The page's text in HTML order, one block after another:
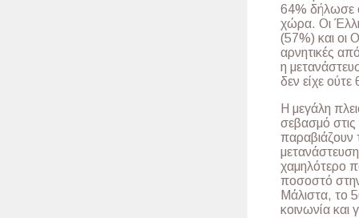
64% δήλωσε
χώρα. Οι
(57%) και οι
αρνητικές
η
δεν είχε
Η μεγάλη
σεβασμό
παραβιάζουν
χαμηλότερο
ποσοστό
Μάλιστα, το
κοινωνία και